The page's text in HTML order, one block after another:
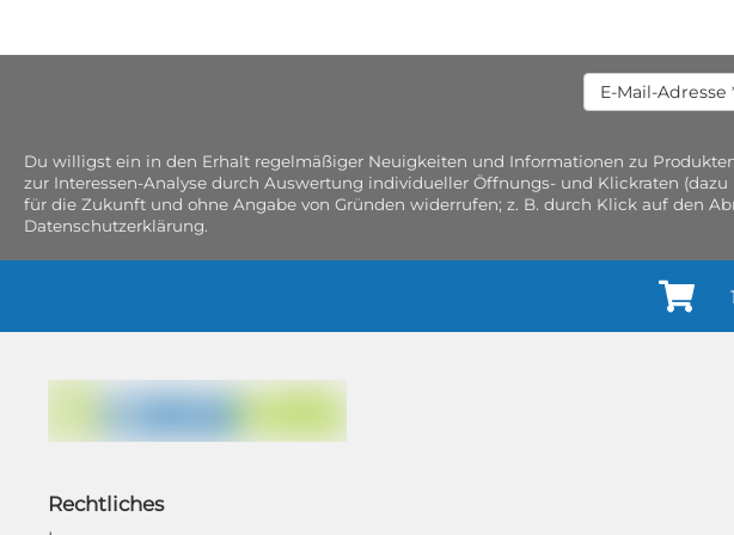
Du willigst ein in den Erhalt regelmäßiger Neuigkeiten und Informationen zu
zur Interessen-Analyse durch Auswertung individueller Öffnungs- und Klickraten
für die Zukunft und ohne Angabe von Gründen widerrufen; z. B. durch Klick auf den
Datenschutzerklärung.
Rechtliches